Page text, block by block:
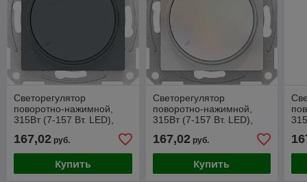
Светорегулятор
поворотно-нажимной,
315Вт (7-157 Вт. LED),
цвет Грифель (Schneider
Electric ATLAS DESIGN)
167,02 руб.
Купить
Светорегулятор
поворотно-нажимной,
315Вт (7-157 Вт. LED),
цвет Жемчуг (Schneider
Electric ATLAS DESIGN)
167,02руб.
Купить